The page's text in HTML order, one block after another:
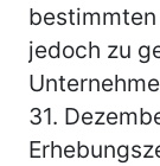
jedoch zu
31.